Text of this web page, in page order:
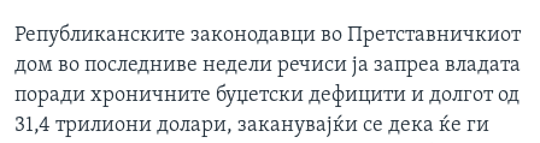
Републиканските законодавци во Претставничкиот
дом во последниве недели речиси ја запреа владата
поради хроничните буџетски дефицити и долгот од
31,4 трилиони долари, заканувајќи се дека ќе ги